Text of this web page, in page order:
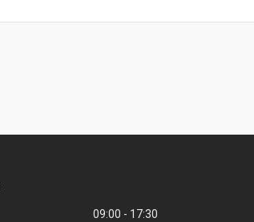
09:00
17:30